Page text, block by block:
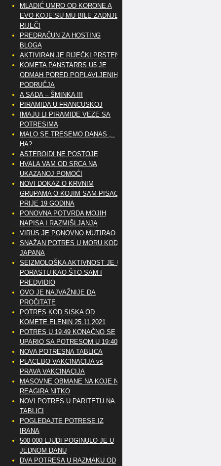
MLADIĆ UMRO OD KORONE A
EVO KOJE SU MU BILE ZADNJE
RIJEČI
PREDRAČUN ZA HOSTING
BLOGA
AKTIVIRAN JE RIJEČKI PRSTEN
KOMETA PANSTARRS U5 JE
ODMAH PORED POPLAVLJENIH
PODRUČJA
A SADA – ŠMINKA !!!
PIRAMIDA U FRANCUSKOJ
IMAJU LI PIRAMIDE VEZE SA
POTRESIMA
MALO SE TRESEMO DANAS ,..
HA?
ASTEROIDI NE POSTOJE
HVALA VAM OD SRCA NA
UKAZANOJ POMOĆI
NOVI DOKAZ O KRVNIM
GRUPAMA O KOJIM SAM PISAO
PRIJE 19 GODINA
PONOVNA POTVRDA MOJIH
NAPISA I RAZMIŠLJANJA
VIRUS JE PONOVNO MUTIRAO
SNAŽAN POTRES U MORU KOD
JAPANA
SEIZMOLOŠKA AKTIVNOST JE U
PORASTU KAO ŠTO SAM I
PREDVIDIO
OVO JE NAJVAŽNIJE DA
PROČITATE
POTRES KOD SISKA OD
KOMETE ELENIN 25.11.2021
POTRES U 19:49 KONAČNO SE
UPARIO SA POTRESOM U 19:40
NOVA POTRESNA TABLICA
PLACEBO VAKCINACIJA vs
PRAVA VAKCINACIJA
MASOVNE OBMANE NA KOJE NE
REAGIRA NITKO
NOVI POTRES U PARITETU NA
TABLICI
POGLEDAJTE POTRESE IZ
IRANA
500 000 LJUDI POGINULO JE U
JEDNOM DANU
DVA POTRESA U RAZMAKU OD